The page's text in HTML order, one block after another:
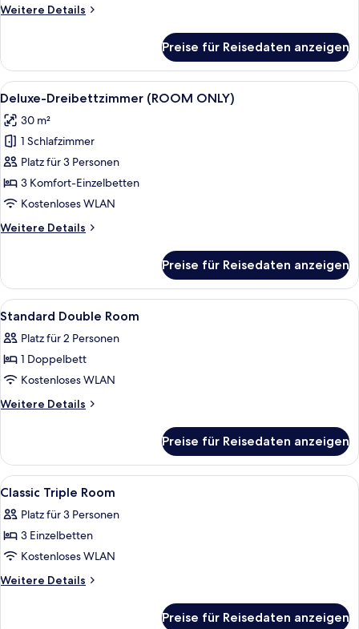
(ROOM
Weitere Details
Weitere
Doppelzimmer,
Queen-
(ROOM
ONLY)
Preise für Reisedaten anzeigen
Alle
Fotos
für
Deluxe-
Dreibettzimmer
(ROOM
ONLY)
Deluxe-Dreibettzimmer (ROOM
7
Deluxe-Dreibettzimmer (ROOM ONLY)
30 m²
1 Schlafzimmer
Platz für 3 Personen
3 Komfort-Einzelbetten
Kostenloses WLAN
Weitere Details
Weitere
Dreibettzimmer
(ROOM
ONLY)
Preise für Reisedaten anzeigen
Alle
Fotos
für
Standard
Double
Room
Ein modernes Hotelzimmer mit
12
Standard Double Room
Platz für 2 Personen
1 Doppelbett
Kostenloses WLAN
Weitere Details
Weitere
Double
Room
Preise für Reisedaten anzeigen
Alle
Fotos
für
Classic
Triple
Room
Ein Hotelzimmer mit zwei Betten,
8
Classic Triple Room
Platz für 3 Personen
3 Einzelbetten
Kostenloses WLAN
Weitere Details
Weitere
Preise für Reisedaten anzeigen